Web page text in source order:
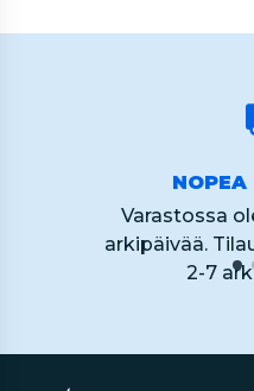
Varastossa
arkipäivää.
2-7